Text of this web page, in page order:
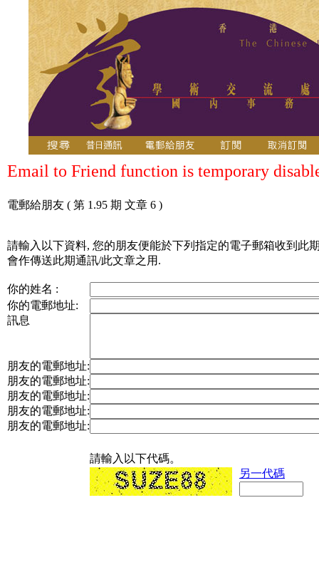
Email to Friend function is temporary
電郵給朋友 ( 第 1.95 期 文章 6 )
請輸入以下資料, 您的朋友便能於下列指定的電子郵箱收到此
會作傳送此期通訊/此文章之用.
你的姓名 :
你的電郵地址:
訊息
朋友的電郵地址:
朋友的電郵地址:
朋友的電郵地址:
朋友的電郵地址:
朋友的電郵地址:
請輸入以下代碼。
另一代碼